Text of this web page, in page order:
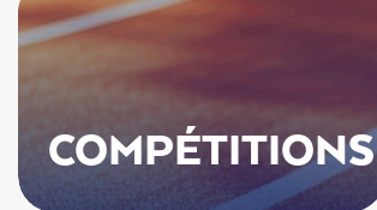
COMPÉTITIONS